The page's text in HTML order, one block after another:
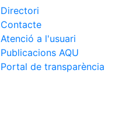
Directori
Contacte
Atenció a l'usuari
Publicacions AQU
Portal de transparència